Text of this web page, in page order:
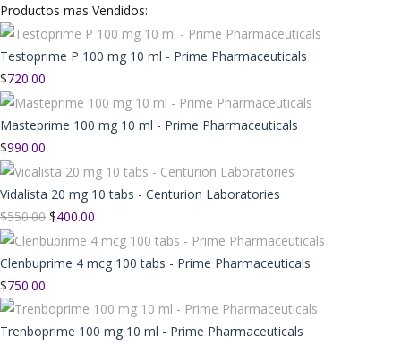
Productos mas Vendidos:
Testoprime P 100 mg 10 ml - Prime Pharmaceuticals
$720.00
Masteprime 100 mg 10 ml - Prime Pharmaceuticals
$990.00
Vidalista 20 mg 10 tabs - Centurion Laboratories
$550.00 $400.00
Clenbuprime 4 mcg 100 tabs - Prime Pharmaceuticals
$750.00
Trenboprime 100 mg 10 ml - Prime Pharmaceuticals